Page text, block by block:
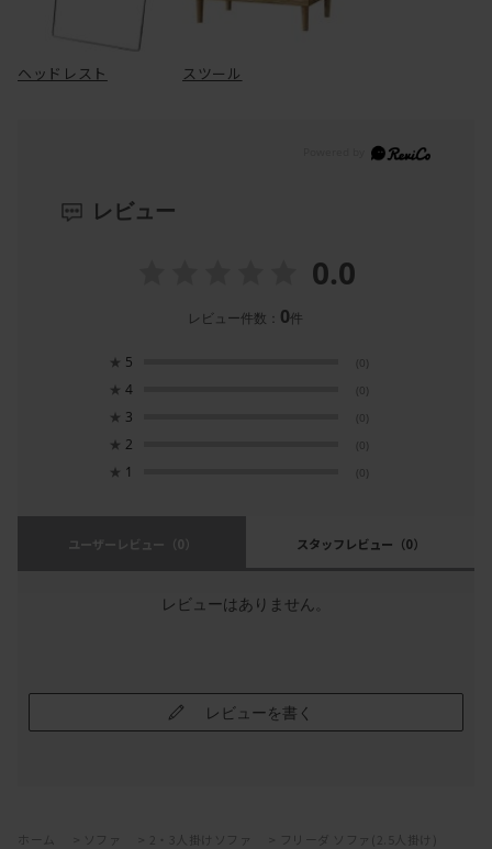
ヘッドレスト スツール
レビュー
0.0
レビュー件数： 0件
★ 5 (0)
★ 4 (0)
★ 3 (0)
★ 2 (0)
★ 1 (0)
ユーザーレビュー （0） スタッフレビュー （0）
レビューはありません。
レビューを書く
ホーム ソファ 2・3人掛けソファ フリーダ ソファ(2.5人掛け)